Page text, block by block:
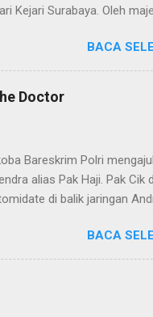
Kejari Surabaya. Oleh
berpendapat bahwa
bukan merupakan
hukum keperdataan.
alle recht vervolging).
BACA
Doctor
Bareskrim Polri
alias Pak Haji. Pak Cik
di balik jaringan
Pidana Narkoba
(20/5). Eko
terdeteksi berada di
negara Saint Kitts and
BACA